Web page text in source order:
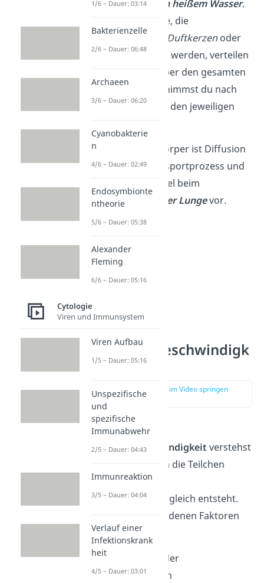
einemTeebeutel in heißem Wasser.
Auch Duftmoleküle, die
beispielsweise bei
Duftkerzen oder
Parfümfreigesetzt werden, verteilen
sich mit der Zeit über den gesamten
Raum. Deswegen nimmst du nach
einiger Zeit überall den jeweiligen
Auch für deinen Körper ist Diffusion
ein wichtiger Transportprozess und
kommt zum Beispiel beim
Gasaustausch in der Lungevor.
Diffusionsgeschwindigk
eit
zur Stelle im Video springen
(02:58)
Unter der
Diffusionsgeschwindigkeitverstehst
du, wie schnell sich die Teilchen
bewegen, bis ein
Konzentrationsausgleich entsteht.
Sie ist von verschiedenen Faktoren
abhängig:
Durchmesser
der
Moleküle/Ionen
1/6 – Dauer: 03:14
Bakterienzelle
2/6 – Dauer: 06:48
Archaeen
3/6 – Dauer: 06:20
Cyanobakterie
n
4/6 – Dauer: 02:49
Endosymbionte
ntheorie
5/6 – Dauer: 05:38
Alexander
Fleming
6/6 – Dauer: 05:16
Cytologie
Viren und Immunsystem
Viren Aufbau
1/5 – Dauer: 05:16
Unspezifische
und
spezifische
Immunabwehr
2/5 – Dauer: 04:43
Immunreaktion
3/5 – Dauer: 04:04
Verlauf einer
Infektionskrank
heit
4/5 – Dauer: 03:01